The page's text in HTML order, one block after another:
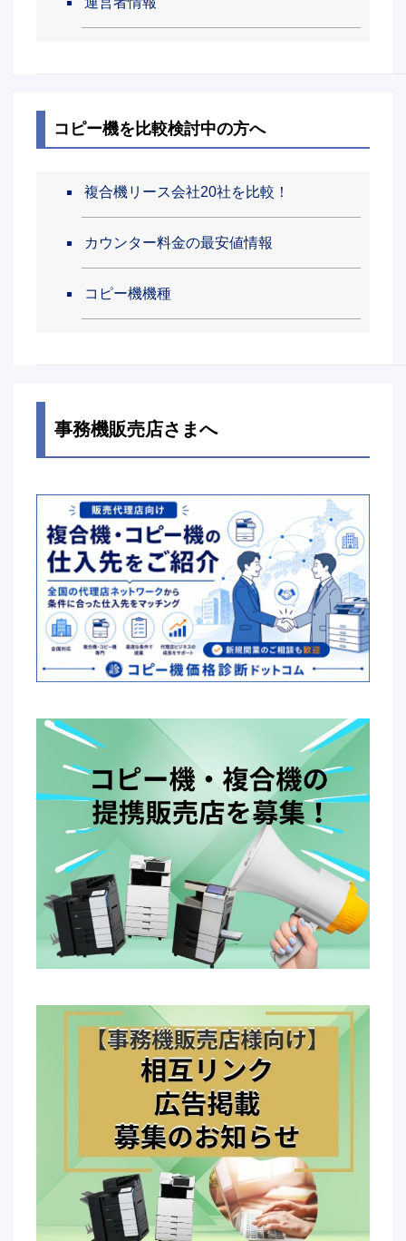
コピー機を比較検討中の方へ
複合機リース会社20社を比較！
カウンター料金の最安値情報
コピー機機種
事務機販売店さまへ